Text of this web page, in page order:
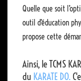
Quelle que soit
outil d’éducation
propose cette
Ainsi, le TCMS
du KARATE DO.